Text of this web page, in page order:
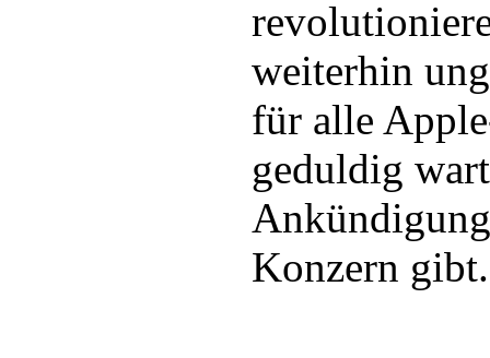
weiterhin
für alle
geduldig
Konzern gibt.